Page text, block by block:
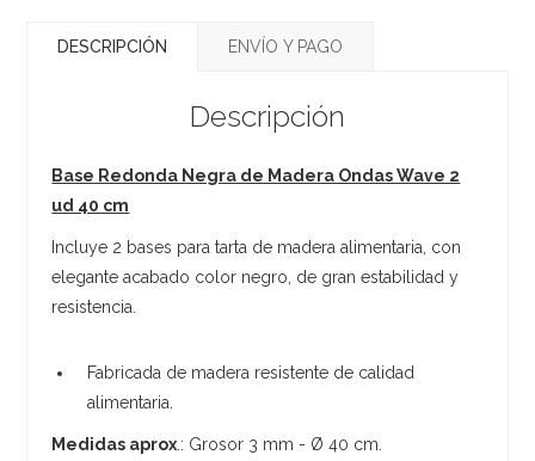
DESCRIPCIÓN ENVÍO Y PAGO
Descripción
Base Redonda Negra de Madera Ondas Wave 2
ud 40 cm
Incluye 2 bases para tarta de madera alimentaria, con
elegante acabado color negro, de gran estabilidad y
resistencia.
Fabricada de madera resistente de calidad
alimentaria.
Medidas aprox .: Grosor 3 mm - Ø 40 cm.